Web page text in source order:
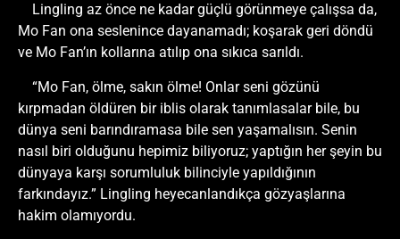
Lingling az önce ne kadar güçlü görünmeye çalışsa da,
Mo Fan ona seslenince dayanamadı; koşarak geri döndü
ve Mo Fan’ın kollarına atılıp ona sıkıca sarıldı.
“Mo Fan, ölme, sakın ölme! Onlar seni gözünü
kırpmadan öldüren bir iblis olarak tanımlasalar bile, bu
dünya seni barındıramasa bile sen yaşamalısın. Senin
nasıl biri olduğunu hepimiz biliyoruz; yaptığın her şeyin bu
dünyaya karşı sorumluluk bilinciyle yapıldığının
farkındayız.” Lingling heyecanlandıkça gözyaşlarına
hakim olamıyordu.